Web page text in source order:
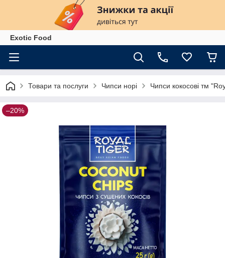
Exotiс Food
Товари та послуги Чипси норі Чипси кокосові тм
–20%